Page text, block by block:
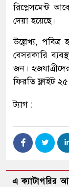
রিপ্লেসমেন্ট
দেয়া হয়েছে।
উল্লেখ্য,
বেসরকারি
জন।
ফিরতি ফ্লাইট ২৫
ট্যাগ :
এ ক্যাটাগরির